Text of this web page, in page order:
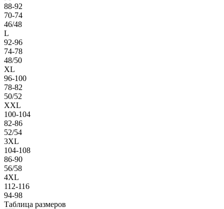
88-92
70-74
46/48
L
92-96
74-78
48/50
XL
96-100
78-82
50/52
XXL
100-104
82-86
52/54
3XL
104-108
86-90
56/58
4XL
112-116
94-98
Таблица размеров